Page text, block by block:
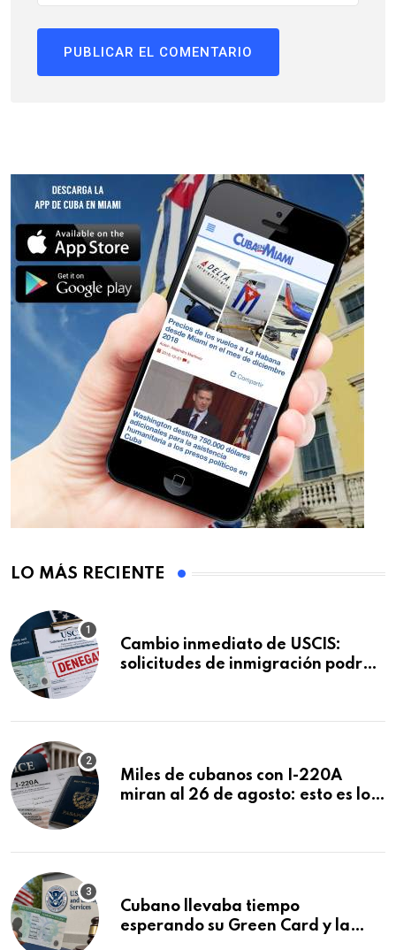
LO MÁS RECIENTE
Cambio inmediato de USCIS:
solicitudes de inmigración podrán
Miles de cubanos con I-220A
miran al 26 de agosto: esto es lo
Cubano llevaba tiempo
esperando su Green Card y la